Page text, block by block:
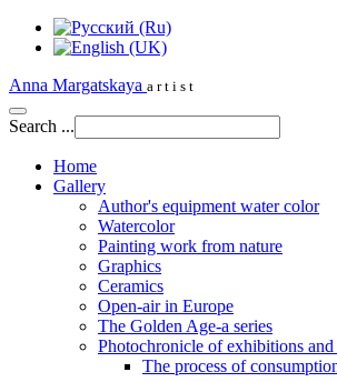
Anna Margatskaya a r t i s t
Search ...
Home
Gallery
Author's equipment water color
Watercolor
Painting work from nature
Graphics
Сeramics
Open-air in Europe
The Golden Age-a series
Photochronicle of exhibitions and
The process of